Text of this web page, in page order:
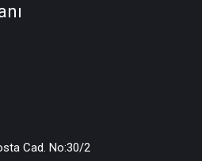
Cad. No:30/2